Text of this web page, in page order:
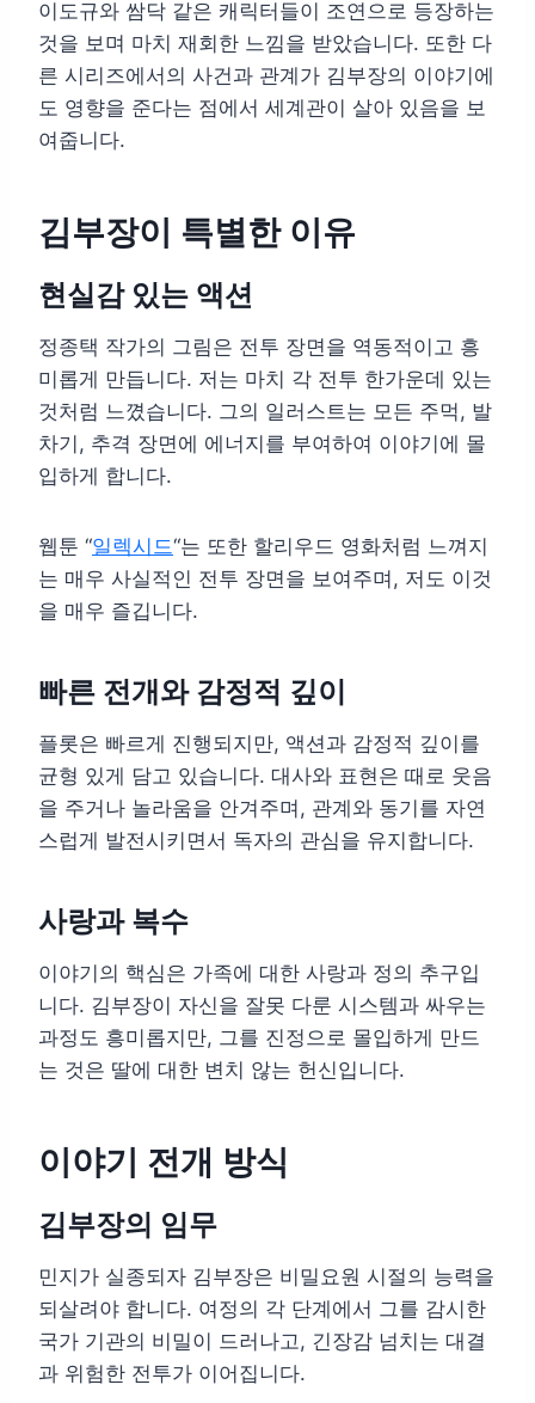
이도규와 쌈닥 같은 캐릭터들이 조연으로 등장하는
것을 보며 마치 재회한 느낌을 받았습니다. 또한 다
른 시리즈에서의 사건과 관계가 김부장의 이야기에
도 영향을 준다는 점에서 세계관이 살아 있음을 보
여줍니다.
김부장이 특별한 이유
현실감 있는 액션
정종택 작가의 그림은 전투 장면을 역동적이고 흥
미롭게 만듭니다. 저는 마치 각 전투 한가운데 있는
것처럼 느꼈습니다. 그의 일러스트는 모든 주먹, 발
차기, 추격 장면에 에너지를 부여하여 이야기에 몰
입하게 합니다.
웹툰 “일렉시드“는 또한 할리우드 영화처럼 느껴지
는 매우 사실적인 전투 장면을 보여주며, 저도 이것
을 매우 즐깁니다.
빠른 전개와 감정적 깊이
플롯은 빠르게 진행되지만, 액션과 감정적 깊이를
균형 있게 담고 있습니다. 대사와 표현은 때로 웃음
을 주거나 놀라움을 안겨주며, 관계와 동기를 자연
스럽게 발전시키면서 독자의 관심을 유지합니다.
사랑과 복수
이야기의 핵심은 가족에 대한 사랑과 정의 추구입
니다. 김부장이 자신을 잘못 다룬 시스템과 싸우는
과정도 흥미롭지만, 그를 진정으로 몰입하게 만드
는 것은 딸에 대한 변치 않는 헌신입니다.
이야기 전개 방식
김부장의 임무
민지가 실종되자 김부장은 비밀요원 시절의 능력을
되살려야 합니다. 여정의 각 단계에서 그를 감시한
국가 기관의 비밀이 드러나고, 긴장감 넘치는 대결
과 위험한 전투가 이어집니다.